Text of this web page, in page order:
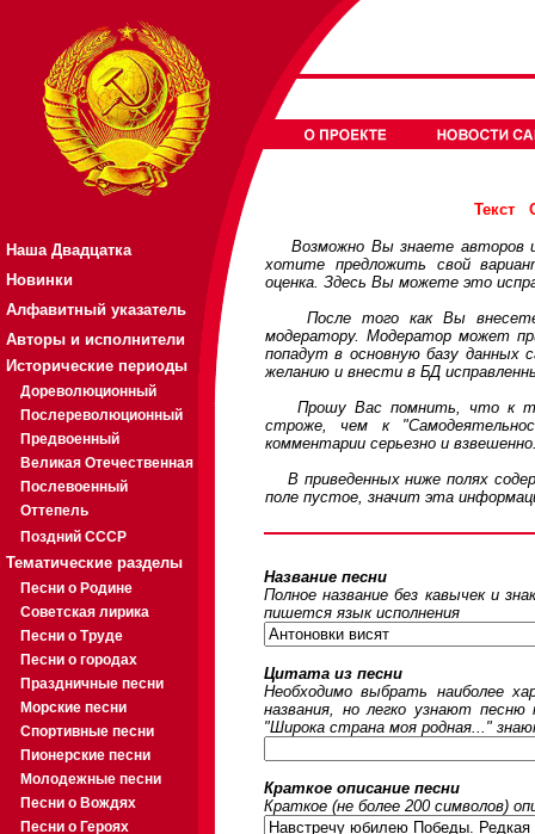
Наша Двадцатка
Новинки
Алфавитный указатель
Авторы и исполнители
Исторические периоды
Дореволюционный
Послереволюционный
Предвоенный
Великая Отечественная
Послевоенный
Оттепель
Поздний СССР
Тематические разделы
Песни о Родине
Советская лирика
Песни о Труде
Песни о городах
Праздничные песни
Морские песни
Спортивные песни
Пионерские песни
Молодежные песни
Песни о Вождях
Песни о Героях
Текст
Возможно Вы знаете авторов
хотите предложить свой
оценка. Здесь Вы можете это
После того как Вы внесете
модератору. Модератор может
попадут в основную базу
желанию и внести в БД
Прошу Вас помнить, что к
строже, чем к
комментарии серьезно и
В приведенных ниже полях
поле пустое, значит эта
Название песни
Полное название без кавычек и
пишется язык исполнения
Цитата из песни
Необходимо выбрать наиболее
названия, но легко узнают
"Широка страна моя родная..."
Краткое описание песни
Краткое (не более 200 символов)